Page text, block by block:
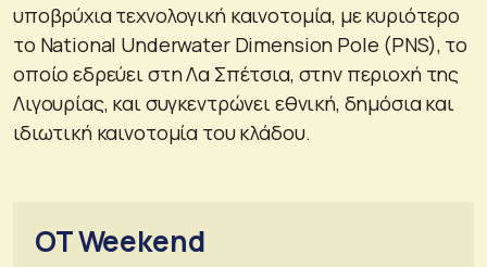
υποβρύχια τεχνολογική καινοτομία, με κυριότερο
το National Underwater Dimension Pole (PNS), το
οποίο εδρεύει στη Λα Σπέτσια, στην περιοχή της
Λιγουρίας, και συγκεντρώνει εθνική, δημόσια και
ιδιωτική καινοτομία του κλάδου.
OT Weekend